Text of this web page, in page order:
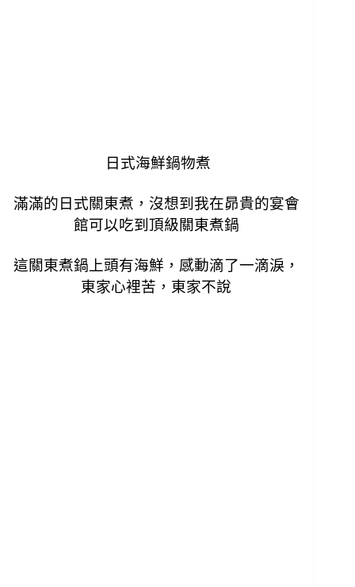
日式海鮮鍋物煮
滿滿的日式關東煮，沒想到我在昴貴的宴會
館可以吃到頂級關東煮鍋
這關東煮鍋上頭有海鮮，感動滴了一滴淚，
東家心裡苦，東家不說